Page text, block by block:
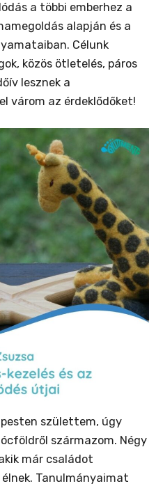
a többi emberhez a
alapján és a
Célunk
közös ötletelés, páros
lesznek a
várom az érdeklődőket!
születtem, úgy
származom. Négy
már családot
Tanulmányaimat